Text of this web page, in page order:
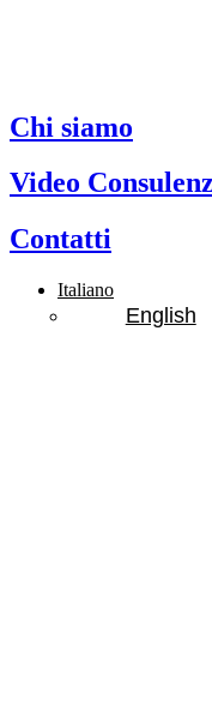
Chi siamo
Video
Contatti
Italiano
English